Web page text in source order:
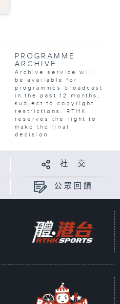
PROGRAMME
ARCHIVE
Archive service will
be available for
programmes broadcast
in the past 12 months,
subject to copyright
restrictions. RTHK
reserves the right to
make the final
decision.
社 交
公眾回饋